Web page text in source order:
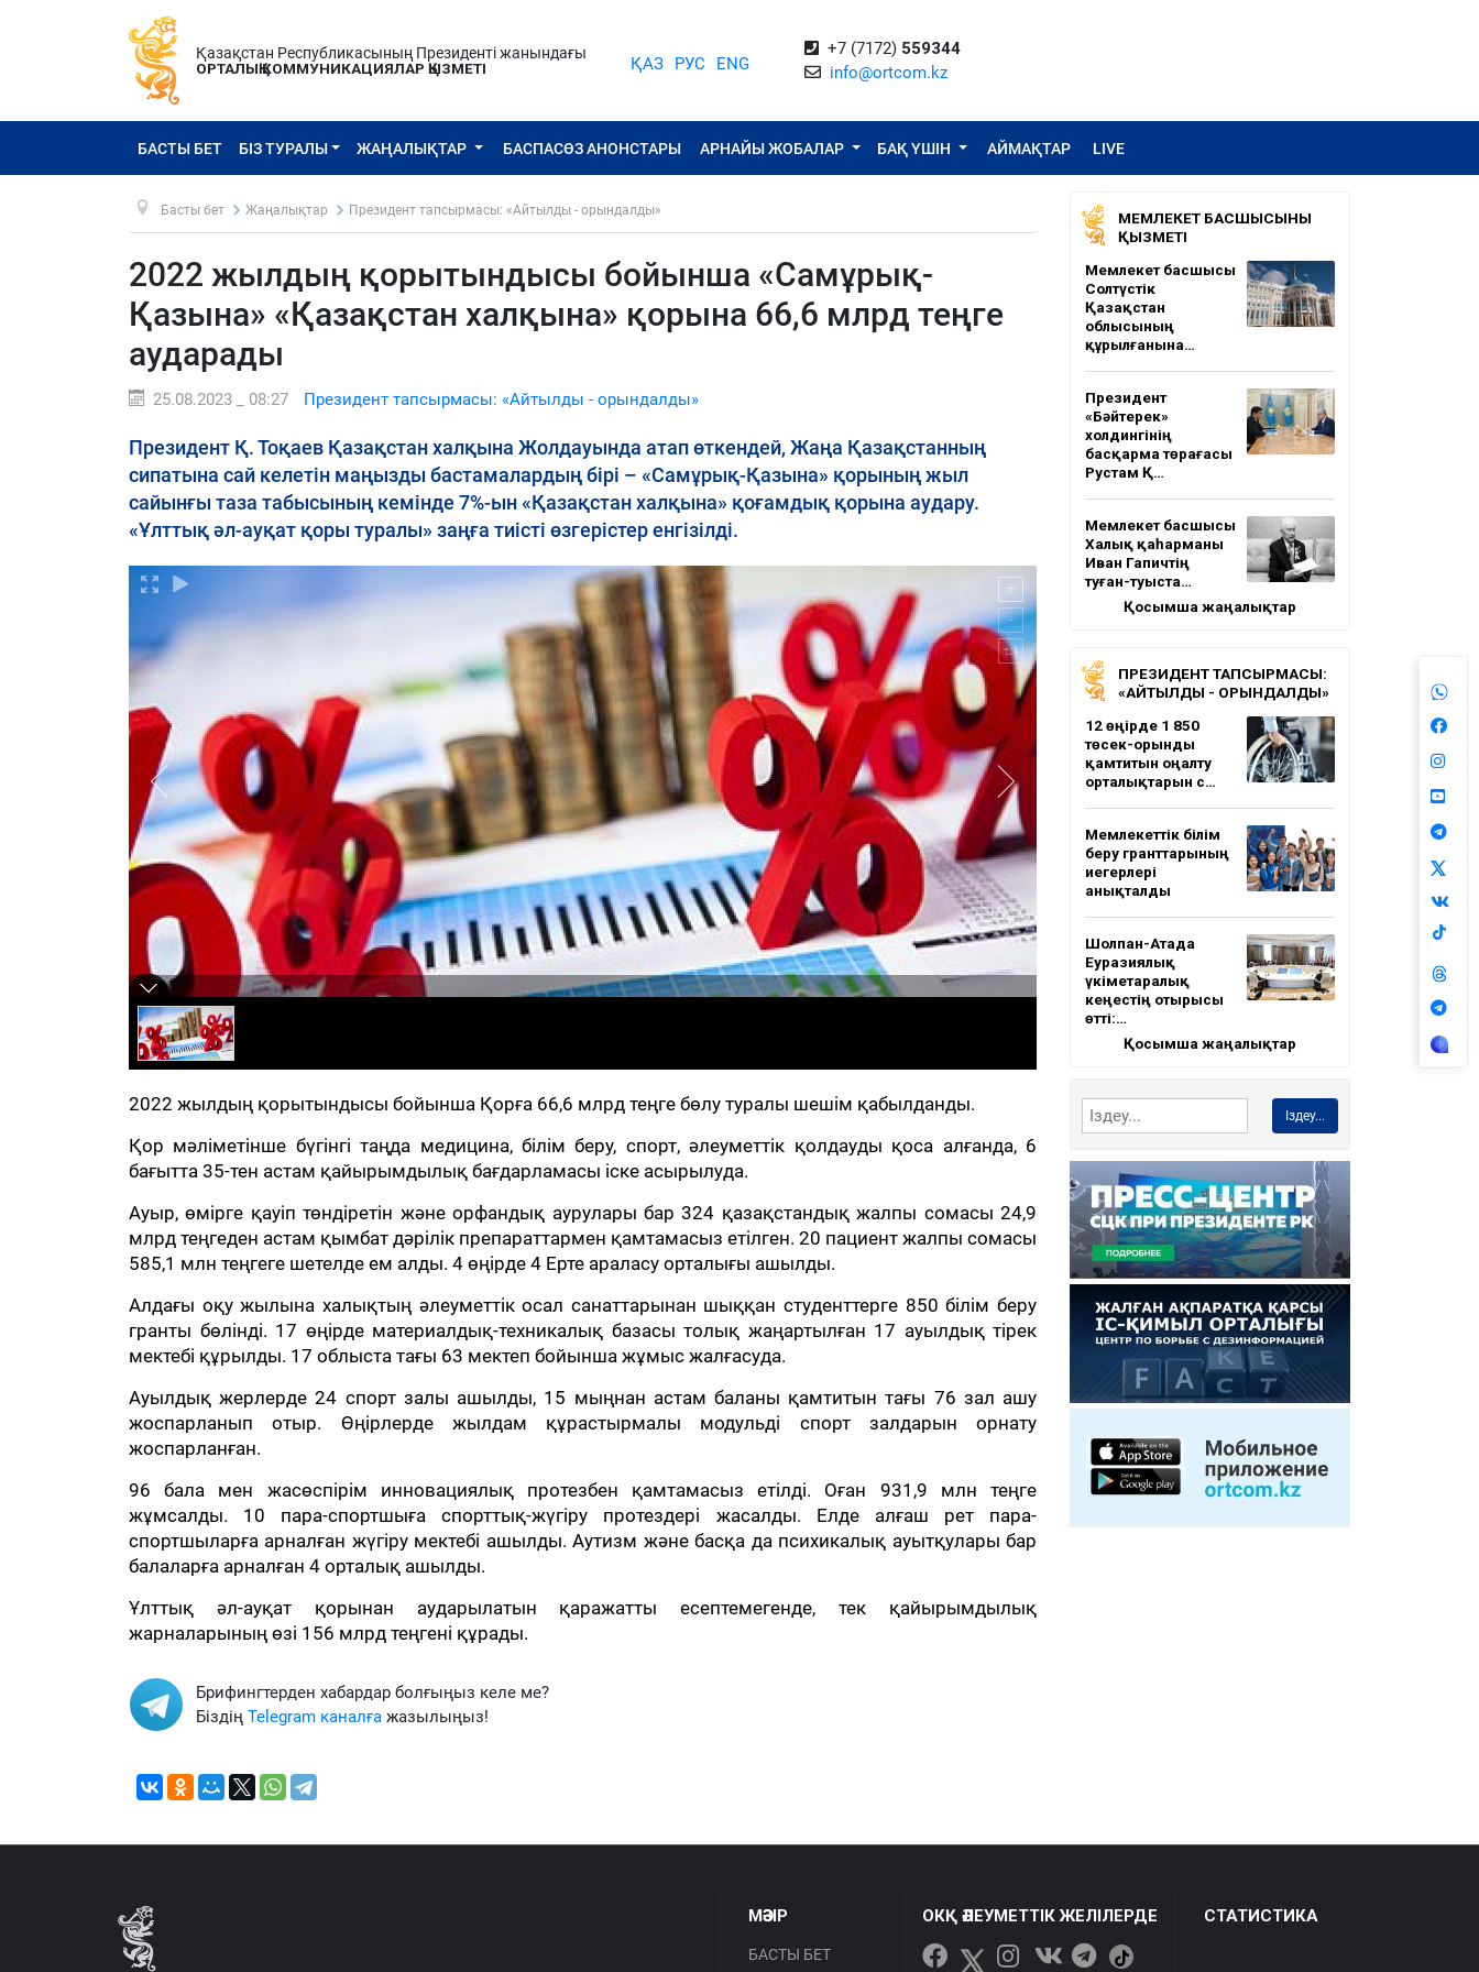
Қазақстан Республикасының Президенті жанындағы
ОРТАЛЫҚ КОММУНИКАЦИЯЛАР ҚЫЗМЕТІ
ҚАЗ РУС ENG
+7 (7172) 559344
info@ortcom.kz
БАСТЫ БЕТ БІЗ ТУРАЛЫ ЖАҢАЛЫҚТАР БАСПАСӨЗ АНОНСТАРЫ АРНАЙЫ ЖОБАЛАР БАҚ ҮШІН АЙМАҚТАР LIVE
Басты бет Жаңалықтар Президент тапсырмасы: «Айтылды - орындалды»
2022 жылдың қорытындысы бойынша «Самұрық-
Қазына» «Қазақстан халқына» қорына 66,6 млрд теңге
аударады
25.08.2023 _ 08:27 Президент тапсырмасы: «Айтылды - орындалды»
Президент Қ. Тоқаев Қазақстан халқына Жолдауында атап өткендей, Жаңа Қазақстанның
сипатына сай келетін маңызды бастамалардың бірі – «Самұрық-Қазына» қорының жыл
сайынғы таза табысының кемінде 7%-ын «Қазақстан халқына» қоғамдық қорына аудару.
«Ұлттық әл-ауқат қоры туралы» заңға тиісті өзгерістер енгізілді.
2022 жылдың қорытындысы бойынша Қорға 66,6 млрд теңге бөлу туралы шешім қабылданды.
Қор мәліметінше бүгінгі таңда медицина, білім беру, спорт, әлеуметтік қолдауды қоса алғанда, 6
бағытта 35-тен астам қайырымдылық бағдарламасы іске асырылуда.
Ауыр, өмірге қауіп төндіретін және орфандық аурулары бар 324 қазақстандық жалпы сомасы 24,9
млрд теңгеден астам қымбат дәрілік препараттармен қамтамасыз етілген. 20 пациент жалпы сомасы
585,1 млн теңгеге шетелде ем алды. 4 өңірде 4 Ерте араласу орталығы ашылды.
Алдағы оқу жылына халықтың әлеуметтік осал санаттарынан шыққан студенттерге 850 білім беру
гранты бөлінді. 17 өңірде материалдық-техникалық базасы толық жаңартылған 17 ауылдық тірек
мектебі құрылды. 17 облыста тағы 63 мектеп бойынша жұмыс жалғасуда.
Ауылдық жерлерде 24 спорт залы ашылды, 15 мыңнан астам баланы қамтитын тағы 76 зал ашу
жоспарланып отыр. Өңірлерде жылдам құрастырмалы модульді спорт залдарын орнату
жоспарланған.
96 бала мен жасөспірім инновациялық протезбен қамтамасыз етілді. Оған 931,9 млн теңге
жұмсалды. 10 пара-спортшыға спорттық-жүгіру протездері жасалды. Елде алғаш рет пара-
спортшыларға арналған жүгіру мектебі ашылды. Аутизм және басқа да психикалық ауытқулары бар
балаларға арналған 4 орталық ашылды.
Ұлттық әл-ауқат қорынан аударылатын қаражатты есептемегенде, тек қайырымдылық
жарналарының өзі 156 млрд теңгені құрады.
Брифингтерден хабардар болғыңыз келе ме?
Біздің Telegram каналға жазылыңыз!
МЕМЛЕКЕТ БАСШЫСЫНЫҢ
ҚЫЗМЕТІ
Мемлекет басшысы
Солтүстік
Қазақстан
облысының
құрылғанына…
Президент
«Бәйтерек»
холдингінің
басқарма төрағасы
Рустам Қ…
Мемлекет басшысы
Халық қаһарманы
Иван Гапичтің
туған-туыста…
Қосымша жаңалықтар
ПРЕЗИДЕНТ ТАПСЫРМАСЫ:
«АЙТЫЛДЫ - ОРЫНДАЛДЫ»
12 өңірде 1 850
төсек-орынды
қамтитын оңалту
орталықтарын с…
Мемлекеттік білім
беру гранттарының
иегерлері
анықталды
Шолпан-Атада
Еуразиялық
үкіметаралық
кеңестің отырысы
өтті:…
Қосымша жаңалықтар
Іздеу...
МӘЗІР
БАСТЫ БЕТ
ОКҚ ӘЛЕУМЕТТІК ЖЕЛІЛЕРДЕ СТАТИСТИКА